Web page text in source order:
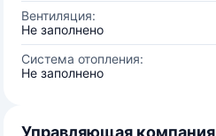
Вентиляция:
Не заполнено
Система отопления:
Не заполнено
Управляющая компания